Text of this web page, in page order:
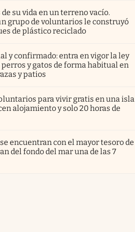
su vida en un terreno vacío.
grupo de voluntarios le construyó
de plástico reciclado
y confirmado: entra en vigor la ley
y gatos de forma habitual en
y patios
para vivir gratis en una isla
alojamiento y solo 20 horas de
encuentran con el mayor tesoro de
del fondo del mar una de las 7